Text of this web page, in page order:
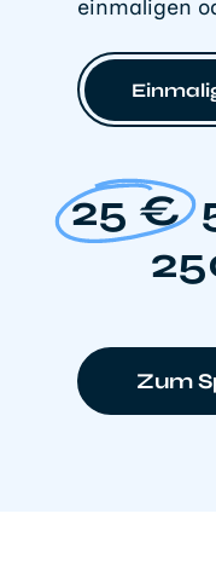
einmaligen
25 €
Zum